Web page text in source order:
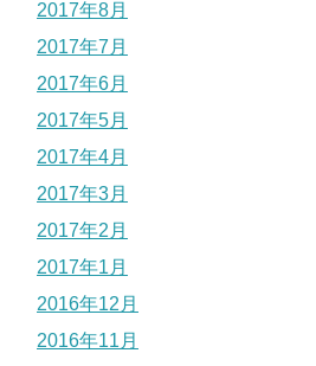
2017年8月
2017年7月
2017年6月
2017年5月
2017年4月
2017年3月
2017年2月
2017年1月
2016年12月
2016年11月